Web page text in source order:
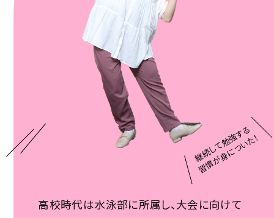
継続して勉強する
習慣が身についた！
高校時代は水泳部に所属し、大会に向けて